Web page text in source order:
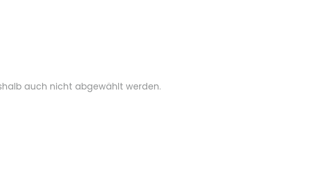
auch nicht abgewählt werden.